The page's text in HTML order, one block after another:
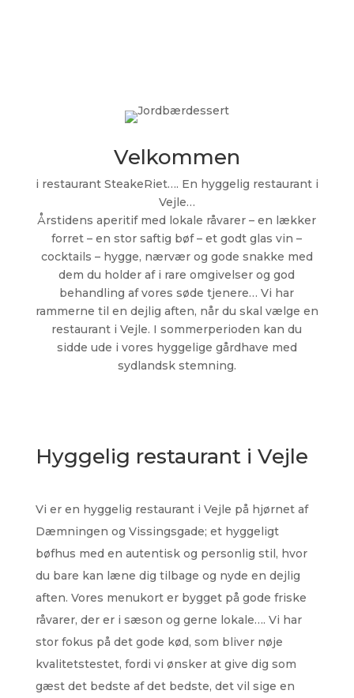
Velkommen
i restaurant SteakeRiet…. En hyggelig restaurant i
Vejle…
Årstidens aperitif med lokale råvarer – en lækker
forret – en stor saftig bøf – et godt glas vin –
cocktails – hygge, nærvær og gode snakke med
dem du holder af i rare omgivelser og god
behandling af vores søde tjenere… Vi har
rammerne til en dejlig aften, når du skal vælge en
restaurant i Vejle. I sommerperioden kan du
sidde ude i vores hyggelige gårdhave med
sydlandsk stemning.
Hyggelig restaurant i Vejle
Vi er en hyggelig restaurant i Vejle på hjørnet af
Dæmningen og Vissingsgade; et hyggeligt
bøfhus med en autentisk og personlig stil, hvor
du bare kan læne dig tilbage og nyde en dejlig
aften. Vores menukort er bygget på gode friske
råvarer, der er i sæson og gerne lokale…. Vi har
stor fokus på det gode kød, som bliver nøje
kvalitetstestet, fordi vi ønsker at give dig som
gæst det bedste af det bedste, det vil sige en